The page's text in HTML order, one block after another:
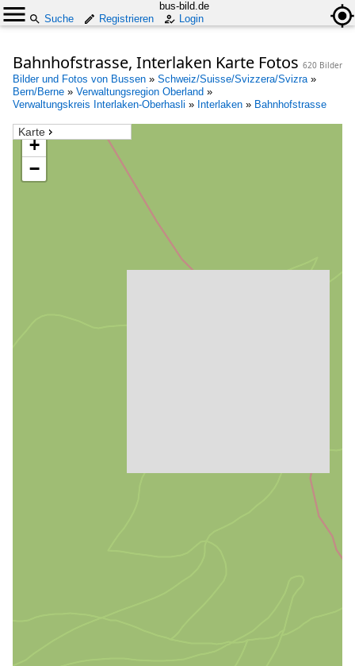
bus-bild.de
Suche
Registrieren Login
Bahnhofstrasse, Interlaken Karte Fotos 620 Bilder
Bilder und Fotos von Bussen » Schweiz/Suisse/Svizzera/Svizra»
Bern/Berne » Verwaltungsregion Oberland »
Verwaltungskreis Interlaken-Oberhasli » Interlaken » Bahnhofstrasse
Karte
+
−